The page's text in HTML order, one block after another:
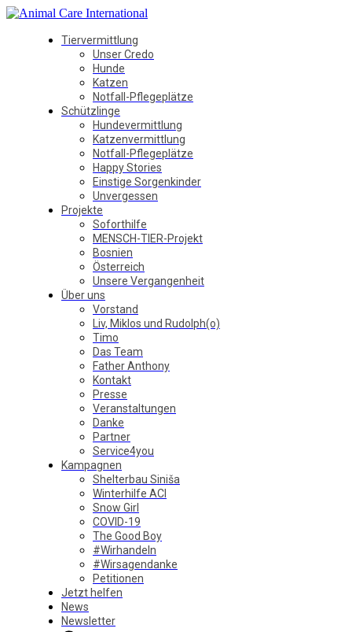
Tiervermittlung
Unser Credo
Hunde
Katzen
Notfall-Pflegeplätze
Schützlinge
Hundevermittlung
Katzenvermittlung
Notfall-Pflegeplätze
Happy Stories
Einstige Sorgenkinder
Unvergessen
Projekte
Soforthilfe
MENSCH-TIER-Projekt
Bosnien
Österreich
Unsere Vergangenheit
Über uns
Vorstand
Liv, Miklos und Rudolph(o)
Timo
Das Team
Father Anthony
Kontakt
Presse
Veranstaltungen
Danke
Partner
Service4you
Kampagnen
Shelterbau Siniša
Winterhilfe ACI
Snow Girl
COVID-19
The Good Boy
#Wirhandeln
#Wirsagendanke
Petitionen
Jetzt helfen
News
Newsletter